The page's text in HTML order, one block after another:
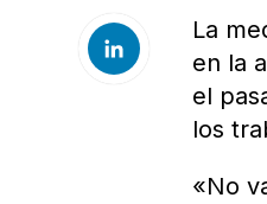
La
en la
el
los
«No